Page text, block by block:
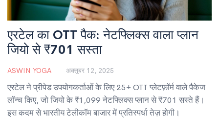
एरटेल का OTT पैक: नेटफ्लिक्स वाला प्लान
जियो से ₹701 सस्ता
ASWIN YOGA अक्तूबर 12, 2025
एरटेल ने प्रीपेड उपयोगकर्ताओं के लिए 25+ OTT प्लेटफ़ॉर्म वाले पैकेज
लॉन्च किए, जो जियो के ₹1,099 नेटफ्लिक्स प्लान से ₹701 सस्ते हैं।
इस कदम से भारतीय टेलीकॉम बाजार में प्रतिस्पर्धा तेज़ होगी।